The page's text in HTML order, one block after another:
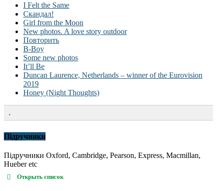
I Felt the Same
Скандал!
Girl from the Moon
New photos. A love story outdoor
Повторить
B-Boy
Some new photos
It’ll Be
Duncan Laurence, Netherlands – winner of the Eurovision
2019
Honey (Night Thoughts)
.
Підручники
Підручники Oxford, Cambridge, Pearson, Express, Macmillan,
Hueber etc
Открыть список